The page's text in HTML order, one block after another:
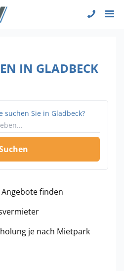
IN GLADBECK
suchen Sie in Gladbeck?
finden
je nach Mietpark